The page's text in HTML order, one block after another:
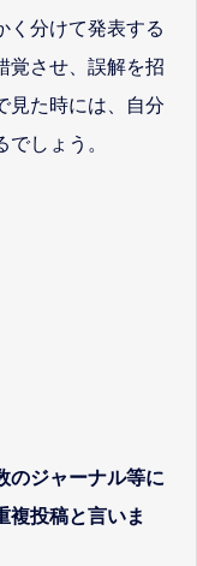
く分けて発表する
覚させ、誤解を招
見た時には、自分
しょう。
のジャーナル等に
複投稿と言いま